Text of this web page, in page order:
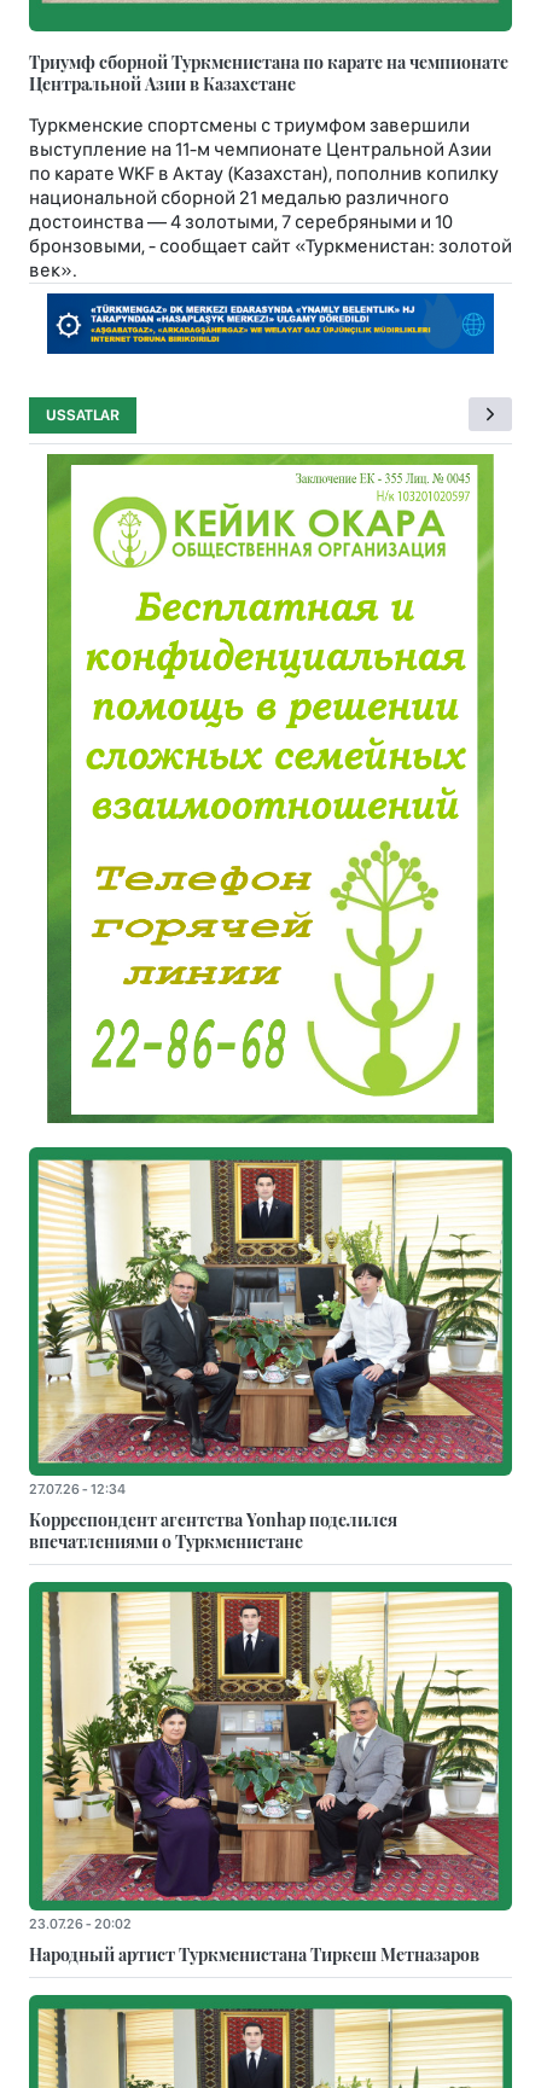
Триумф сборной Туркменистана по карате на чемпионате
Центральной Азии в Казахстане
Туркменские спортсмены с триумфом завершили
выступление на 11-м чемпионате Центральной Азии
по карате WKF в Актау (Казахстан), пополнив копилку
национальной сборной 21 медалью различного
достоинства — 4 золотыми, 7 серебряными и 10
бронзовыми, - сообщает сайт «Туркменистан: золотой
век».
USSATLAR
27.07.26 - 12:34
Корреспондент агентства Yonhap поделился
впечатлениями о Туркменистане
23.07.26 - 20:02
Народный артист Туркменистана Тиркеш Мeтназаров